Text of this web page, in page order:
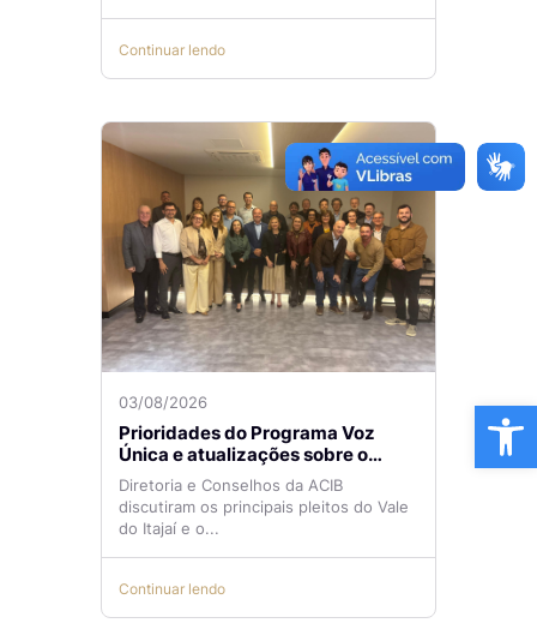
Continuar lendo
03/08/2026
Prioridades do Programa Voz
Única e atualizações sobre o
Aeroporto de Navegantes são
temas de reunião na ACIB
Diretoria e Conselhos da ACIB
discutiram os principais pleitos do Vale
do Itajaí e o...
Continuar lendo